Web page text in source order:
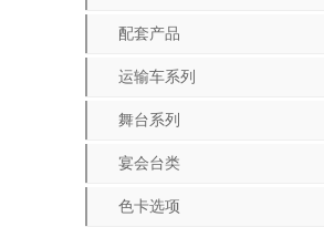
配套产品
运输车系列
舞台系列
宴会台类
色卡选项